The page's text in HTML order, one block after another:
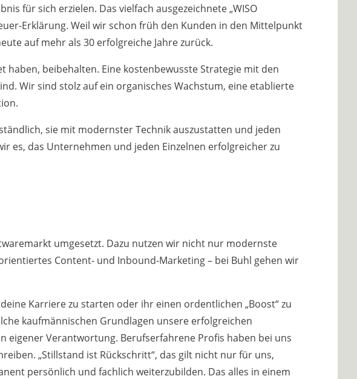
für sich erzielen. Das vielfach ausgezeichnete „WISO
Erklärung. Weil wir schon früh den Kunden in den Mittelpunkt
auf mehr als 30 erfolgreiche Jahre zurück.
haben, beibehalten. Eine kostenbewusste Strategie mit den
Wir sind stolz auf ein organisches Wachstum, eine etablierte
sie mit modernster Technik auszustatten und jeden
es, das Unternehmen und jeden Einzelnen erfolgreicher zu
umgesetzt. Dazu nutzen wir nicht nur modernste
Content- und Inbound-Marketing – bei Buhl gehen wir
Karriere zu starten oder ihr einen ordentlichen „Boost“ zu
kaufmännischen Grundlagen unsere erfolgreichen
eigener Verantwortung. Berufserfahrene Profis haben bei uns
„Stillstand ist Rückschritt“, das gilt nicht nur für uns,
persönlich und fachlich weiterzubilden. Das alles in einem